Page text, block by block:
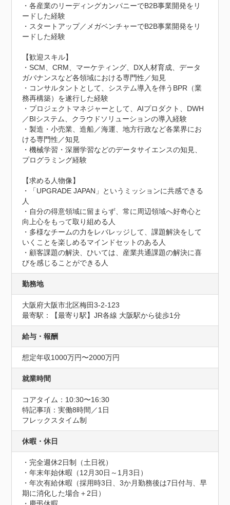
・各産業のリーディングカンパニーでB2B事業開発をリ
ードした経験
・スタートアップ／メガベンチャーでB2B事業開発をリ
ードした経験
【歓迎スキル】
・SCM、CRM、マーケティング、DX人材育成、データ
ガバナンスなど各領域における専門性／知見
・コンサルタントとして、システム導入を伴うBPR（業
務再構築）を遂行した経験
・プロジェクトマネジャーとして、AIプロダクト、DWH
／BIシステム、クラウドソリューションの導入経験
・製造・小売業、造船／海運、地方行政など各業界にお
ける専門性／知見
・機械学習・深層学習などのデータサイエンスの知見、
プログラミング経験
【求める人物像】
・「UPGRADE JAPAN」というミッションに共感できる
人
・自分の得意領域に留まらず、常に周辺領域へ好奇心と
向上心をもって取り組める人
・多様なチームの力をレバレッジして、課題解決をして
いくことを楽しめるマインドセットのある人
・顧客課題の解決、ひいては、産業共通課題の解決に喜
びを感じることができる人
勤務地
大阪府大阪市北区梅田3-2-123
最寄駅：【最寄り駅】JR各線 大阪駅から徒歩1分
給与・報酬
想定年収1000万円〜2000万円
就業時間
コアタイム：10:30〜16:30
特記事項：実働8時間／1日
フレックスタイム制
休暇・休日
・完全週休2日制（土日祝）
・年末年始休暇（12月30日～1月3日）
・年次有給休暇（採用時3日、3か月勤務後は7日付与、早
期に消化した場合＋2日）